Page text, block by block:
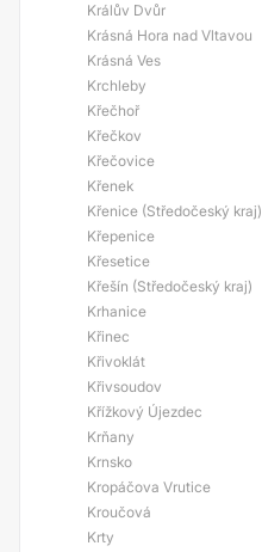
Králův Dvůr
Krásná Hora nad Vltavou
Krásná Ves
Krchleby
Křečhoř
Křečkov
Křečovice
Křenek
Křenice (Středočeský kraj)
Křepenice
Křesetice
Křešín (Středočeský kraj)
Krhanice
Křinec
Křivoklát
Křivsoudov
Křížkový Újezdec
Krňany
Krnsko
Kropáčova Vrutice
Kroučová
Krty